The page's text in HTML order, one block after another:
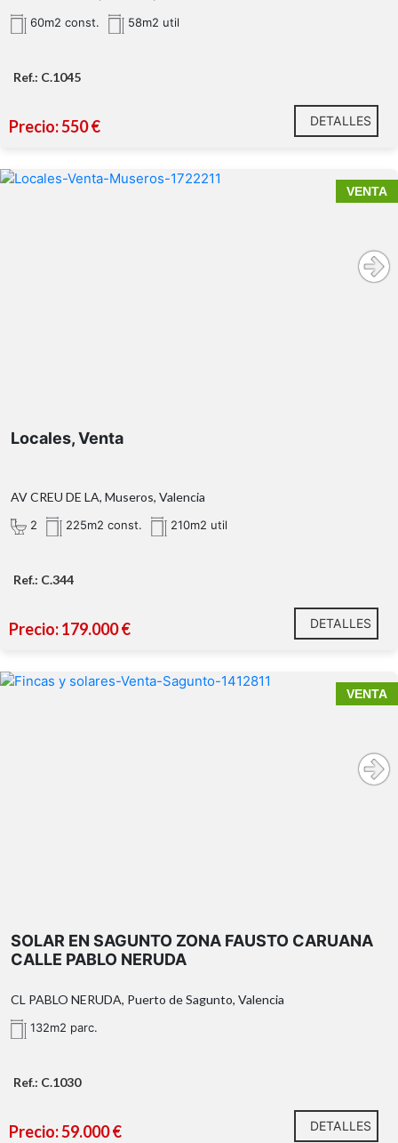
60m2 const. 58m2 util
Ref.: C.1045
Precio: 550 € DETALLES
VENTA
Locales, Venta
AV CREU DE LA, Museros, Valencia
2 225m2 const. 210m2 util
Ref.: C.344
Precio: 179.000 € DETALLES
VENTA
SOLAR EN SAGUNTO ZONA FAUSTO CARUANA
CALLE PABLO NERUDA
CL PABLO NERUDA, Puerto de Sagunto, Valencia
132m2 parc.
Ref.: C.1030
Precio: 59.000 € DETALLES